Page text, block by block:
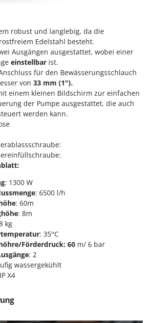
für Traktoren
Pflanzenbehandlung
für Traktor
- Elektrobesen
und Teppichbodenreiniger
mechanische Unkrautbrenner
mit Ausleger
robust und langlebig, da die
Edelstahl besteht.
Ausgängen ausgestattet, wobei einer
einstellbar ist.
für den Bewässerungsschlauch
von 33 mm (1").
einem kleinen Bildschirm zur einfachen
der Pumpe ausgestattet, die auch
werden kann.
: 1300 W
: 6500 l/h
: 60m
: 8m
kg
: 35°C
Förderdruck: 60 m/ 6 bar
: 2
wassergekühlt
X4